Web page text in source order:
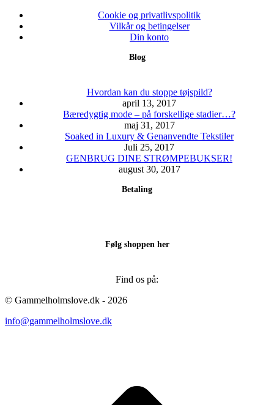
MulighederneCookie og privatlivspolitik
Vilkår og betingelser
Din konto
Blog
Hvordan kan du stoppe tøjspild?
april 13, 2017
Bæredygtig mode – på forskellige stadier…?
maj 31, 2017
Soaked in Luxury & Genanvendte Tekstiler
Juli 25, 2017
GENBRUG DINE STRØMPEBUKSER!
august 30, 2017
Betaling
Følg shoppen her
Find os på:
© Gammelholmslove.dk - 2026
info@gammelholmslove.dk